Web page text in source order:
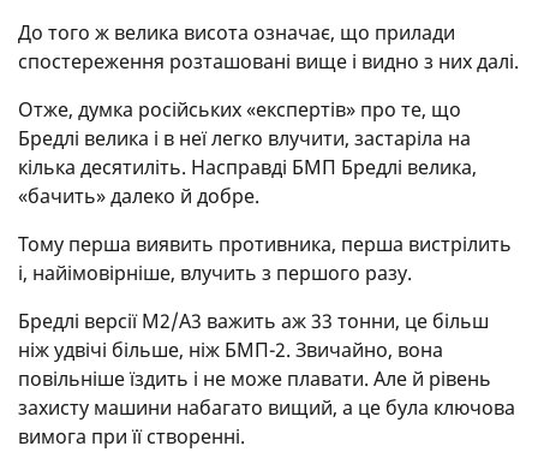
До того ж велика висота означає, що прилади
спостереження розташовані вище і видно з них далі.
Отже, думка російських «експертів» про те, що
Бредлі велика і в неї легко влучити, застаріла на
кілька десятиліть. Насправді БМП Бредлі велика,
«бачить» далеко й добре.
Тому перша виявить противника, перша вистрілить
і, найімовірніше, влучить з першого разу.
Бредлі версії M2/A3 важить аж 33 тонни, це більш
ніж удвічі більше, ніж БМП-2. Звичайно, вона
повільніше їздить і не може плавати. Але й рівень
захисту машини набагато вищий, а це була ключова
вимога при її створенні.